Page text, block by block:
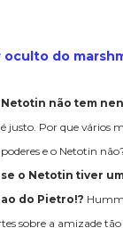
oculto do
Netotin não tem
é justo. Por que vários
poderes e o Netotin
se o Netotin tiver
ao do Pietro!?
sobre a amizade